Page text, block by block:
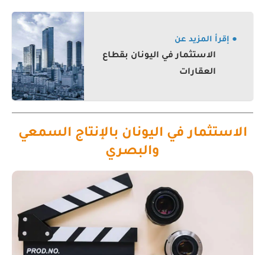
● إقرأ المزيد عن
الاستثمار في اليونان بقطاع
العقارات
الاستثمار في اليونان بالإنتاج السمعي
والبصري